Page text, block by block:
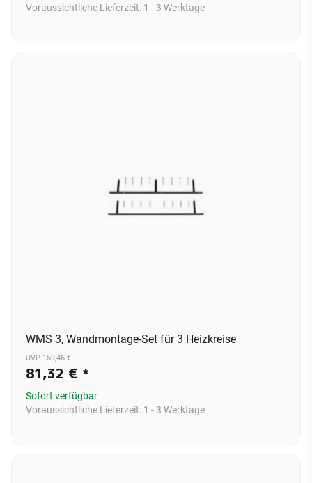
Voraussichtliche Lieferzeit: 1 - 3 Werktage
WMS 3, Wandmontage-Set für 3 Heizkreise
UVP 159,46 €
81,32 € *
Sofort verfügbar
Voraussichtliche Lieferzeit: 1 - 3 Werktage